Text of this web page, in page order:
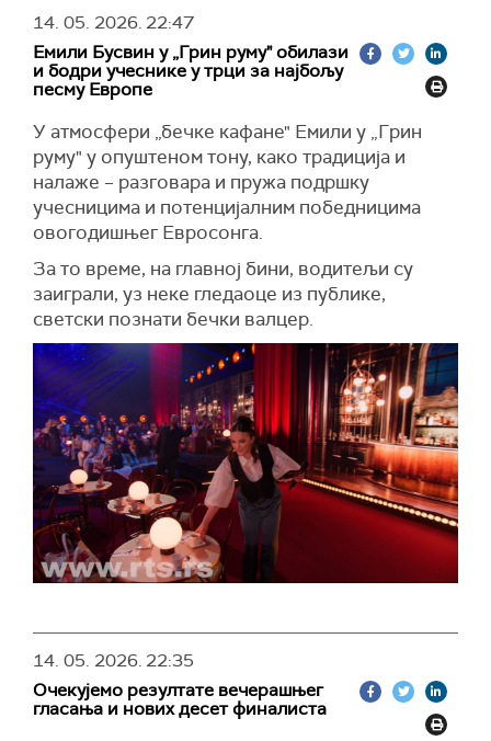
14. 05. 2026.22:47
Емили Бусвин у „Грин руму" обилази
и бодри учеснике у трци за најбољу
песму Европе
У атмосфери „бечке кафане" Емили у „Грин
руму" у опуштеном тону, како традиција и
налаже – разговара и пружа подршку
учесницима и потенцијалним победницима
овогодишњег Евросонга.
За то време, на главној бини, водитељи су
заиграли, уз неке гледаоце из публике,
светски познати бечки валцер.
14. 05. 2026.22:35
Очекујемо резултате вечерашњег
гласања и нових десет финалиста